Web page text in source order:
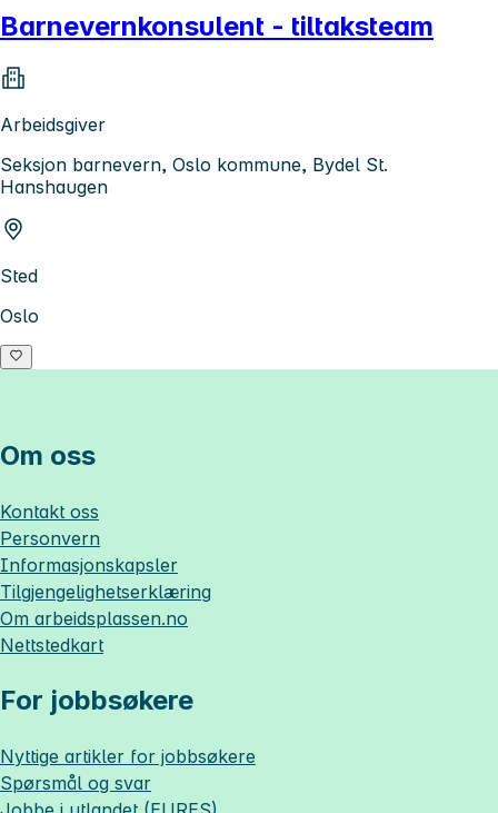
Barnevernkonsulent - tiltaksteam
Arbeidsgiver
Seksjon barnevern, Oslo kommune, Bydel St.
Hanshaugen
Sted
Oslo
Om oss
Kontakt oss
Personvern
Informasjonskapsler
Tilgjengelighetserklæring
Om arbeidsplassen.no
Nettstedkart
For jobbsøkere
Nyttige artikler for jobbsøkere
Spørsmål og svar